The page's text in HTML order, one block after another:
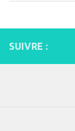
SUIVRE :